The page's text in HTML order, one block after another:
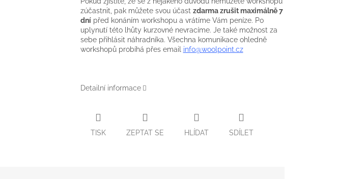
zúčastnit, pak můžete svou účast zdarma zrušit maximálně 7
dnípřed konáním workshopu a vrátíme Vám peníze. Po
uplynutí této lhůty kurzovné nevracíme. Je také možnost za
sebe přihlásit náhradníka. Všechna komunikace ohledně
workshopů probíhá přes email info@woolpoint.cz
Detailní informace
TISK ZEPTAT SE HLÍDAT SDÍLET